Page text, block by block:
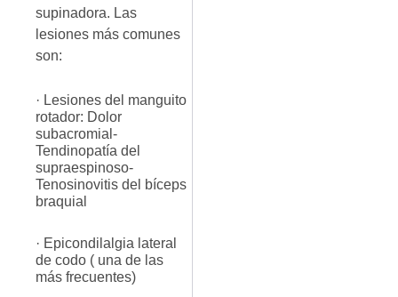
supinadora. Las
lesiones más comunes
son:
· Lesiones del manguito
rotador: Dolor
subacromial-
Tendinopatía del
supraespinoso-
Tenosinovitis del bíceps
braquial
· Epicondilalgia lateral
de codo ( una de las
más frecuentes)